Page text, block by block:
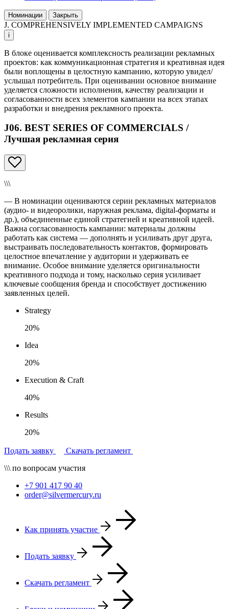
Номинации Закрыть
J. COMPREHENSIVELY IMPLEMENTED CAMPAIGNS
i
В блоке оценивается комплексность реализации рекламных
проектов: как коммуникационная стратегия и креативная идея
были воплощены в целостную кампанию, которую увидел/
услышал потребитель. При оценивании основное внимание
уделяется сложности исполнения, качеству реализации и
согласованности всех элементов кампании на всех этапах
разработки и внедрения рекламного проекта.
J06. BEST SERIES OF COMMERCIALS /
Лучшая рекламная серия
\\\
— В номинации оцениваются серии рекламных материалов
(аудио- и видеоролики, наружная реклама, digital-форматы и
др.), объединенные единой стратегией и креативной идеей.
Важна согласованность кампании: материалы должны
работать как система — дополнять и усиливать друг друга,
выстраивать последовательность контактов, формировать
целостное впечатление у аудитории и удерживать ее
внимание. Особое внимание уделяется оригинальности
креативного подхода и тому, насколько серия усиливает
ключевые сообщения бренда и способствует достижению
заявленных целей.
Strategy
20%
Idea
20%
Execution & Craft
40%
Results
20%
Подать заявку
Скачать регламент
\\\ по вопросам участия
+7 901 417 90 40
order@silvermercury.ru
Как принять участие
Подать заявку
Скачать регламент